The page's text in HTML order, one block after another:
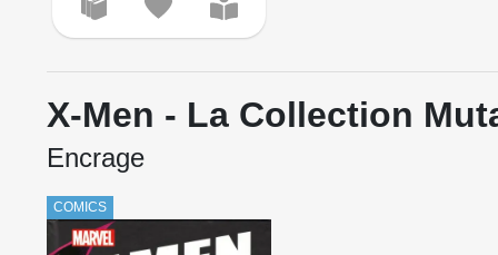
X-Men - La Collection
Encrage
COMICS